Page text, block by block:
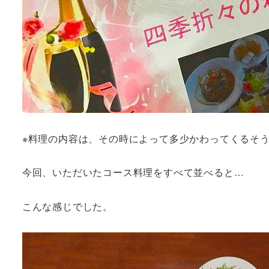
※料理の内容は、その時によって多少かわってくるそ
今回、いただいたコース料理をすべて並べると…
こんな感じでした。